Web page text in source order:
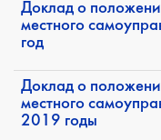
Доклад о
местного
год
Доклад о
местного
2019 годы